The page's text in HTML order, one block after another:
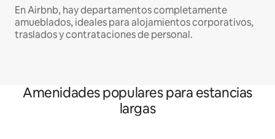
En Airbnb, hay departamentos completamente
amueblados, ideales para alojamientos corporativos,
traslados y contrataciones de personal.
Amenidades populares para estancias
largas